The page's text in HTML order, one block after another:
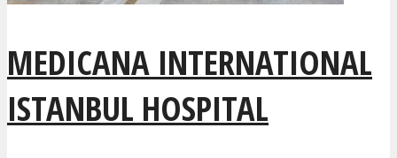
MEDICANA INTERNATIONAL
ISTANBUL HOSPITAL